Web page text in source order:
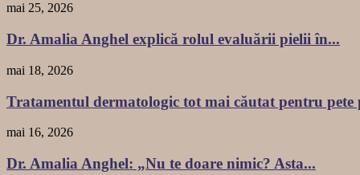
mai 25, 2026
Dr. Amalia Anghel explică rolul evaluării pielii în...
mai 18, 2026
Tratamentul dermatologic tot mai căutat pentru pete
mai 16, 2026
Dr. Amalia Anghel: „Nu te doare nimic? Asta...